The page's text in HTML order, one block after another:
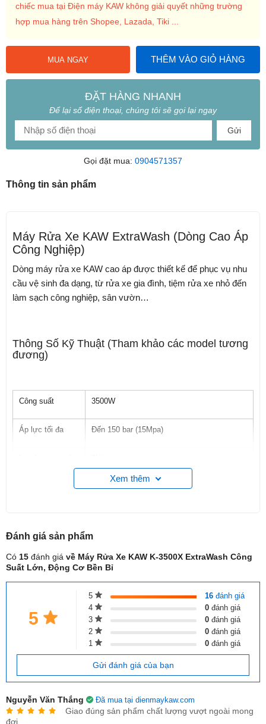
chiếc mua tại Điện máy KAW không giải quyết những trường
hợp mua hàng trên Shopee, Lazada, Tiki ...
MUA NGAY THÊM VÀO GIỎ HÀNG
ĐẶT HÀNG NHANH
Để lại số điện thoại, chúng tôi sẽ gọi lại ngay
Gửi
Gọi đặt mua: 0904571357
Thông tin sản phẩm
Máy Rửa Xe KAW ExtraWash (Dòng Cao Áp
Công Nghiệp)
Dòng máy rửa xe KAW cao áp được thiết kế để phục vụ nhu
cầu vệ sinh đa dạng, từ rửa xe gia đình, tiệm rửa xe nhỏ đến
làm sạch công nghiệp, sân vườn…
Thông Số Kỹ Thuật (Tham khảo các model tương
đương)
Công suất 3500W
Áp lực tối đa Đến 150 bar (15Mpa)
Mô tơ cảm ứng từ, lõi đồng
Ống cao áp
Đặc Điểm Nổi Bật
Áp lực mạnh mẽ & Hiệu suất cao:
Với công suất lớn
bùn đất, rêu mốc bám lâu ngày trên ô tô, xe máy, sân
Động cơ bền bỉ:Sử dụng mô tơ cảm ứng từ, lõi
Xem thêm
Đánh giá sản phẩm
Có 15 đánh giá về Máy Rửa Xe KAW K-3500X ExtraWash Công
Suất Lớn, Động Cơ Bền Bỉ
5
5 16đánh giá
4
0đánh giá
3
0đánh giá
2
0đánh giá
1
0đánh giá
Gửi đánh giá của bạn
Nguyễn Văn Thắng Đã mua tại dienmaykaw.com
Giao đúng sản phẩm chất lượng vượt ngoài mong
đợi